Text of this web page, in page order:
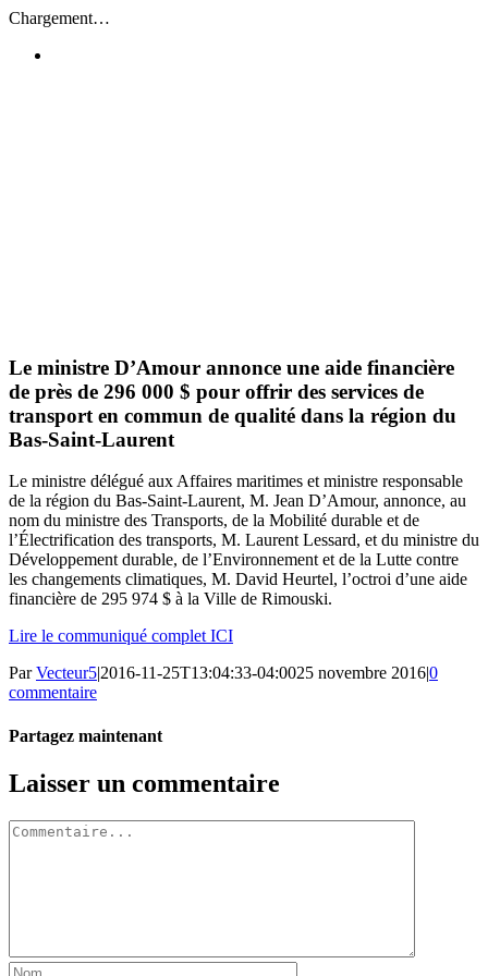
Passer
contenu
Chargement…
Le ministre D’Amour annonce une aide financière
de près de 296 000 $ pour offrir des services de
transport en commun de qualité dans la région du
Bas-Saint-Laurent
Le ministre délégué aux Affaires maritimes et ministre responsable
de la région du Bas-Saint-Laurent, M. Jean D’Amour, annonce, au
nom du ministre des Transports, de la Mobilité durable et de
l’Électrification des transports, M. Laurent Lessard, et du ministre du
Développement durable, de l’Environnement et de la Lutte contre
les changements climatiques, M. David Heurtel, l’octroi d’une aide
financière de 295 974 $ à la Ville de Rimouski.
Lire le communiqué complet ICI
ParVecteur5|2016-11-25T13:04:33-04:0025 novembre 2016|0
commentaire
Partagez maintenant
Facebook
Twitter
LinkedIn
Tumblr
Pinterest
Email
Laisser un commentaire
Commentaire